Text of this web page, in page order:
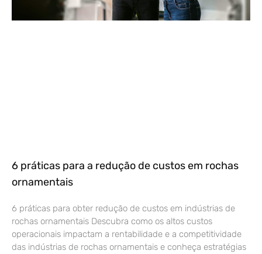
6 práticas para a redução de custos em rochas
ornamentais
6 práticas para obter redução de custos em indústrias de
rochas ornamentais Descubra como os altos custos
operacionais impactam a rentabilidade e a competitividade
das indústrias de rochas ornamentais e conheça estratégias